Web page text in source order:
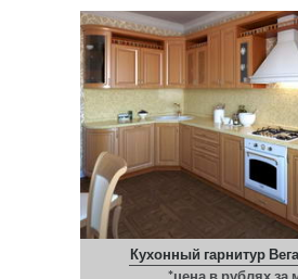
Кухонный гарнитур